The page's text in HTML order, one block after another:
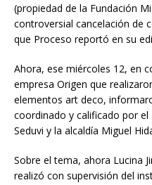
(propiedad de la Fundación
controversial cancelación de
que Proceso reportó en su
Ahora, ese miércoles 12, en
empresa Origen que
elementos art deco,
coordinado y calificado por
Seduvi y la alcaldía Miguel
Sobre el tema, ahora Lucina
realizó con supervisión del